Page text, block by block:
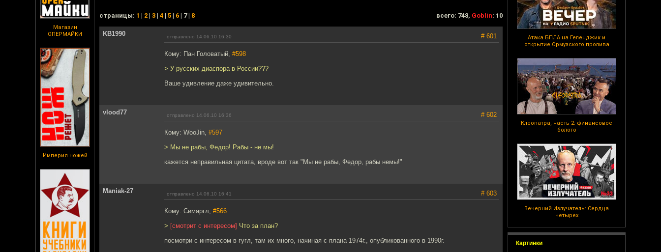
Магазин
ОПЕРМАЙКИ
Империя ножей
Атака БПЛА на Геленджик и
открытие Ормузского пролива
Клеопатра, часть 2: финансовое
болото
Вечерний Излучатель: Сердца
четырех
Картинки
cтраницы: 1 | 2 | 3 | 4 | 5 | 6 | 7 | 8 всего: 748, Goblin: 10
KB1990 отправлено 14.06.10 16:30 # 601
Кому: Пан Головатый, #598
> У русских диаспора в России???
Ваше удивление даже удивительно.
vlood77 отправлено 14.06.10 16:36 # 602
Кому: WooJin, #597
> Мы не рабы, Федор! Рабы - не мы!
кажется неправильная цитата, вроде вот так "Мы не рабы, Федор, рабы немы!"
Maniak-27 отправлено 14.06.10 16:41 # 603
Кому: Симаргл, #566
> [смотрит с интересом] Что за план?
посмотри с интересом в гугл, там их много, начиная с плана 1974г., опубликованного в 1990г.